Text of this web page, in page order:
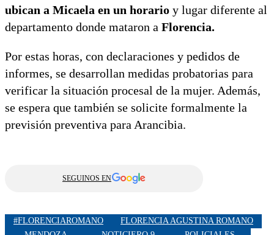
ubican a Micaela en un horario y lugar diferente al
departamento donde mataron a Florencia.
Por estas horas, con declaraciones y pedidos de
informes, se desarrollan medidas probatorias para
verificar la situación procesal de la mujer. Además,
se espera que también se solicite formalmente la
previsión preventiva para Arancibia.
SEGUINOS EN
#FLORENCIAROMANO
FLORENCIA AGUSTINA ROMANO